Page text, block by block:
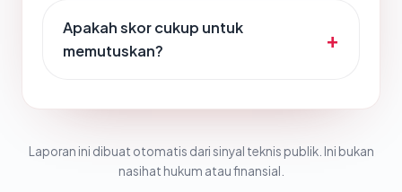
Apakah skor cukup untuk
memutuskan?
Laporan ini dibuat otomatis dari sinyal teknis publik. Ini bukan
nasihat hukum atau finansial.